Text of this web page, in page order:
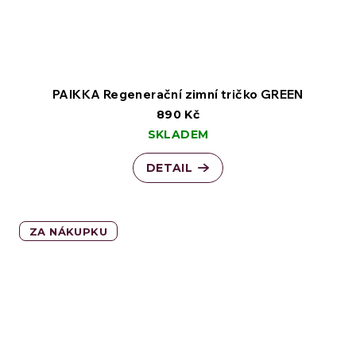
PAIKKA Regenerační zimní tričko GREEN
890 Kč
SKLADEM
DETAIL
ZA NÁKUPKU